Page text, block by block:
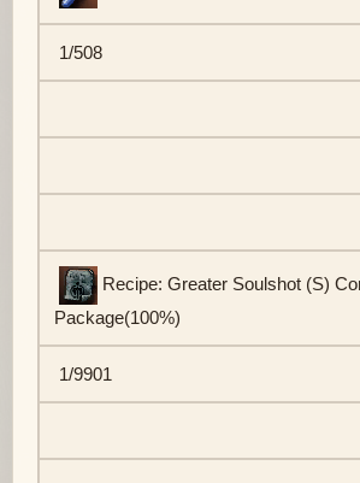
1/508
Recipe: Greater Soulshot (S)
Package(100%)
1/9901